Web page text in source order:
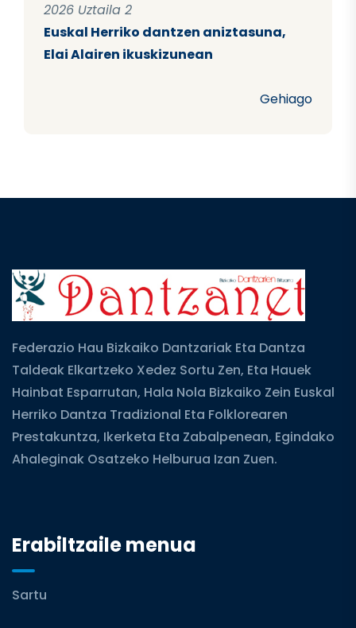
2026 Uztaila 2
Euskal Herriko dantzen aniztasuna,
Elai Alairen ikuskizunean
Gehiago
Federazio Hau Bizkaiko Dantzariak Eta Dantza
Taldeak Elkartzeko Xedez Sortu Zen, Eta Hauek
Hainbat Esparrutan, Hala Nola Bizkaiko Zein Euskal
Herriko Dantza Tradizional Eta Folklorearen
Prestakuntza, Ikerketa Eta Zabalpenean, Egindako
Ahaleginak Osatzeko Helburua Izan Zuen.
Erabiltzaile menua
Sartu